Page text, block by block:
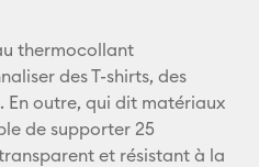
E-mail
Pinterest
Facebook
thermocollant
des T-shirts, des
En outre, qui dit matériaux
de supporter 25
et résistant à la